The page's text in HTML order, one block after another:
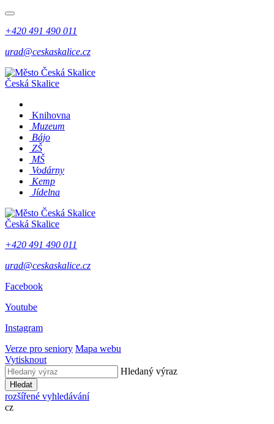
+420 491 490 011
urad@ceskaskalice.cz
Česká Skalice
Knihovna
Muzeum
Bájo
ZŠ
MŠ
Vodárny
Kemp
Jídelna
Česká Skalice
+420 491 490 011
urad@ceskaskalice.cz
Facebook
Youtube
Instagram
Verze pro seniory Mapa webu
Vytisknout
Hledaný výraz
Hledat
rozšířené vyhledávání
cz